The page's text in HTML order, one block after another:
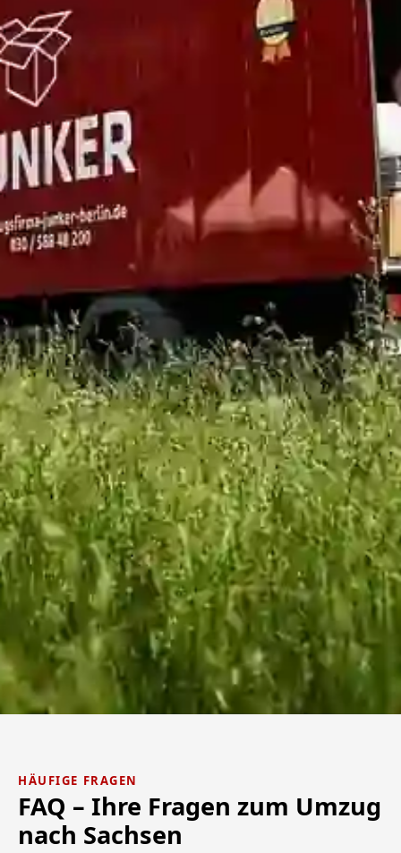
HÄUFIGE FRAGEN
FAQ – Ihre Fragen zum Umzug
nach Sachsen